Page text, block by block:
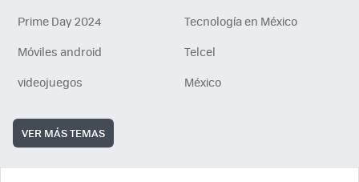
Prime Day 2024
Tecnología en México
Móviles android
Telcel
videojuegos
México
VER MÁS TEMAS